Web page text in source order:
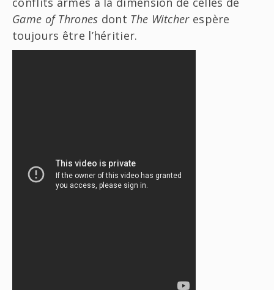
Game of Thrones dont The Witcher espère
toujours être l’héritier.